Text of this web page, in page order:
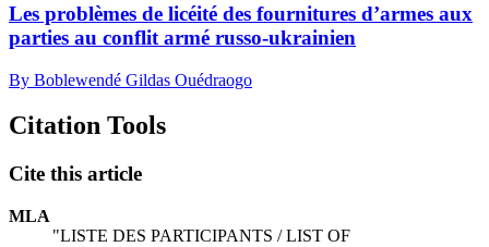
Les problèmes de licéité des fournitures d’armes aux
parties au conflit armé russo-ukrainien
By Boblewendé Gildas Ouédraogo
Citation Tools
Cite this article
MLA
"LISTE DES PARTICIPANTS / LIST OF